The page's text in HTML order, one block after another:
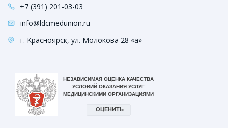
+7 (391) 201-03-03
info@ldcmedunion.ru
г. Красноярск, ул. Молокова 28 «а»